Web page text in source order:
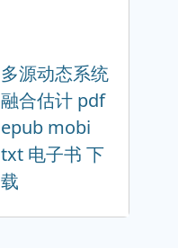
多源动态系统
融合估计 pdf
epub mobi
txt 电子书 下
载